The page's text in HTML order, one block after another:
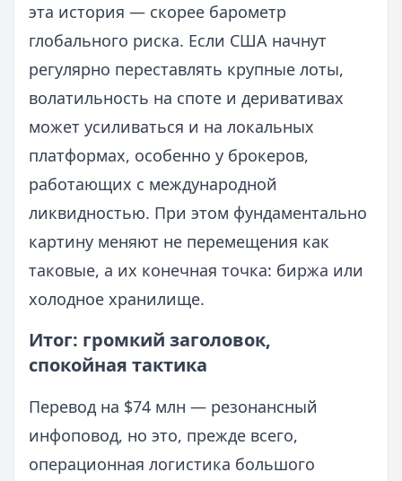
эта история — скорее барометр
глобального риска. Если США начнут
регулярно переставлять крупные лоты,
волатильность на споте и деривативах
может усиливаться и на локальных
платформах, особенно у брокеров,
работающих с международной
ликвидностью. При этом фундаментально
картину меняют не перемещения как
таковые, а их конечная точка: биржа или
холодное хранилище.
Итог: громкий заголовок,
спокойная тактика
Перевод на $74 млн — резонансный
инфоповод, но это, прежде всего,
операционная логистика большого